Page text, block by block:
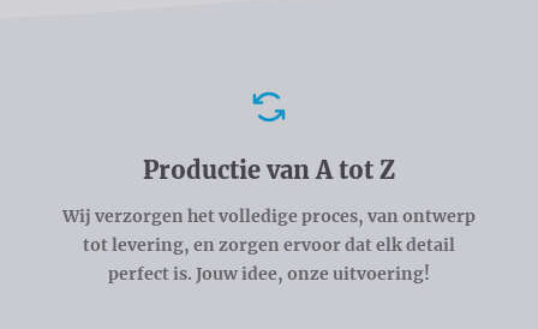
Productie van A tot Z
Wij verzorgen het volledige proces, van ontwerp
tot levering, en zorgen ervoor dat elk detail
perfect is. Jouw idee, onze uitvoering!